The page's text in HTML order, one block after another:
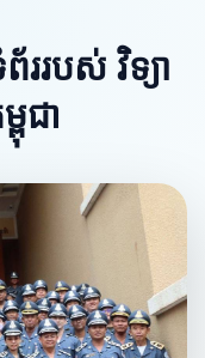
របស់ វិទ្យា
ពុជា